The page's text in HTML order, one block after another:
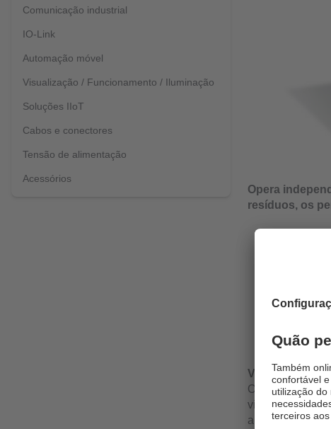
Comunicação industrial
IO-Link
Automação móvel
Visualização / Funcionamento / Iluminação
Soluções IIoT
Cabos e conectores
Tensão de alimentação
Acessórios
Opera
resíduos, os
Ajuste
Controle
Vantagens do
O sistema é
viscosos como
automática de